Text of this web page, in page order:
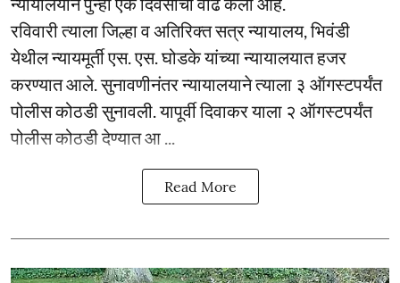
रविवारी त्याला जिल्हा व अतिरिक्त सत्र न्यायालय, भिवंडी
येथील न्यायमूर्ती एस. एस. घोडके यांच्या न्यायालयात हजर
करण्यात आले. सुनावणीनंतर न्यायालयाने त्याला ३ ऑगस्टपर्यंत
पोलीस कोठडी सुनावली. यापूर्वी दिवाकर याला २ ऑगस्टपर्यंत
पोलीस कोठडी देण्यात आ ...
Read More